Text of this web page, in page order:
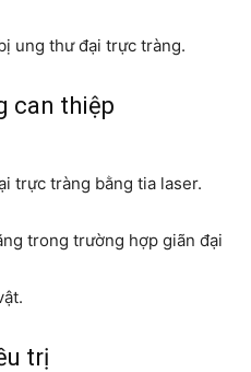
ung thư đại trực tràng.
can thiệp
trực tràng bằng tia laser.
trong trường hợp giãn đại
trị